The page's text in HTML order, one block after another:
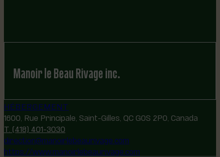
Manoir le Beau Rivage inc.
HÉBERGEMENT
1600, Rue Principale, Saint-Gilles, QC G0S 2P0, Canada
T. (418) 401-3030
direction@manoirlebeaurivage.com
https://www.manoirlebeaurivage.com